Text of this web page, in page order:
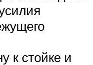
к стойке и